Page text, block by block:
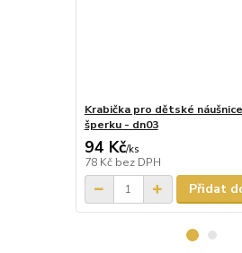
Krabička pro dětské
šperku - dn03
94 Kč/ks
78 Kč bez DPH
Přidat